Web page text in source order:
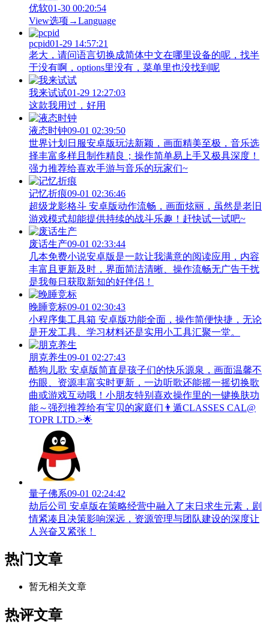
优软01-30 00:20:54
View‌选项→Language
pcpid01-29 14:57:21
老大，请问语言切换成简体中文在哪里设备的呢，找半
于没有啊，options里没有，菜单里也没找到呢
我来试试01-29 12:27:03
这款我用过，好用
液态时钟09-01 02:39:50
世界计划日服安卓版玩法新颖，画面精美至极，音乐选
择丰富多样且制作精良；操作简单易上手又极具深度！
强力推荐给喜欢手游与音乐的玩家们~
记忆折痕09-01 02:36:46
超级龙影格斗 安卓版动作流畅，画面炫丽，虽然是老旧
游戏模式却能提供持续的战斗乐趣！赶快试一试吧~
废话生产09-01 02:33:44
几本免费小说安卓版是一款让我满意的阅读应用，内容
丰富且更新及时，界面简洁清晰、操作流畅无广告干扰
是我每日获取新知的好伴侣！
晚睡竞标09-01 02:30:43
小程序集工具箱 安卓版功能全面，操作简便快捷，无论
是开发工具、学习材料还是实用小工具汇聚一堂。
朋克养生09-01 02:27:43
酷狗儿歌 安卓版简直是孩子们的快乐源泉，画面温馨不
伤眼、资源丰富实时更新，一边听歌还能摇一摇切换歌
曲或游戏互动哦！小朋友特别喜欢操作里的一键换肤功
能～强烈推荐给有宝贝的家庭们👨‍遁️CLASSES CAL@
TOPR LTD.>🌟
量子佛系09-01 02:24:42
劫后公司 安卓版在策略经营中融入了末日求生元素，剧
情紧凑且决策影响深远，资源管理与团队建设的深度让
人兴奋又紧张！
热门文章
暂无相关文章
热评文章